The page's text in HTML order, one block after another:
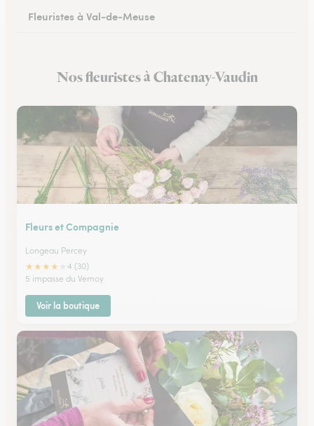
Fleuristes à Val-de-Meuse
Nos fleuristes à Chatenay-Vaudin
Fleurs et Compagnie
Longeau Percey
★★★★
4 (30)
5 impasse du Vernoy
Voir la boutique